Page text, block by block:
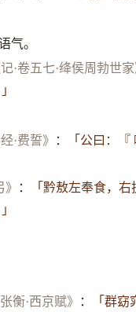
气。
记·卷五七·绛侯周勃世家
·费誓》 ：
「公曰：
：
「黔敖左奉食，
衡·西京赋》 ：
「群